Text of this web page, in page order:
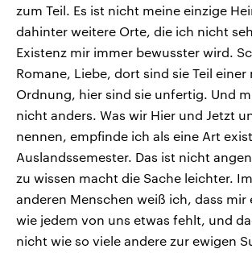
zum Teil. Es ist nicht meine einzige
dahinter weitere Orte, die ich nicht
Existenz mir immer bewusster wird.
Romane, Liebe, dort sind sie Teil
Ordnung, hier sind sie unfertig. Und
nicht anders. Was wir Hier und Jetzt
nennen, empfinde ich als eine Art
Auslandssemester. Das ist nicht
zu wissen macht die Sache leichter.
anderen Menschen weiß ich, dass mir
wie jedem von uns etwas fehlt, und
nicht wie so viele andere zur ewigen